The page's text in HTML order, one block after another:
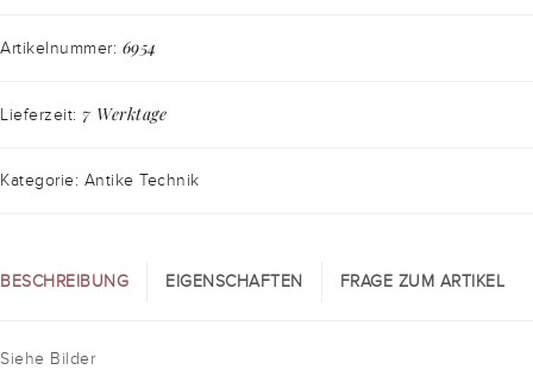
Artikelnummer: 6954
Lieferzeit: 7 Werktage
Kategorie: Antike Technik
BESCHREIBUNG EIGENSCHAFTEN FRAGE ZUM ARTIKEL
Siehe Bilder